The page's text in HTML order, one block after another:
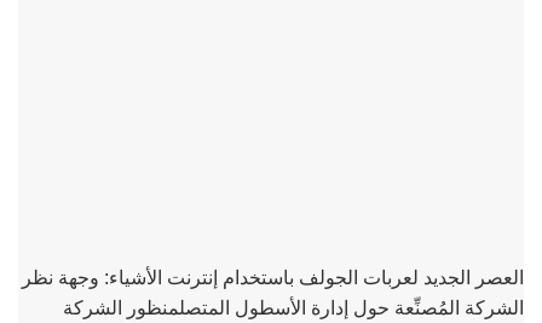
العصر الجديد لعربات الجولف باستخدام إنترنت الأشياء: وجهة نظر
الشركة المُصنِّعة حول إدارة الأسطول المتصلمنظور الشركة